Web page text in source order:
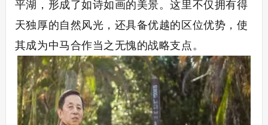
平湖，形成了如诗如画的美景。这里不仅拥有得
天独厚的自然风光，还具备优越的区位优势，使
其成为中马合作当之无愧的战略支点。